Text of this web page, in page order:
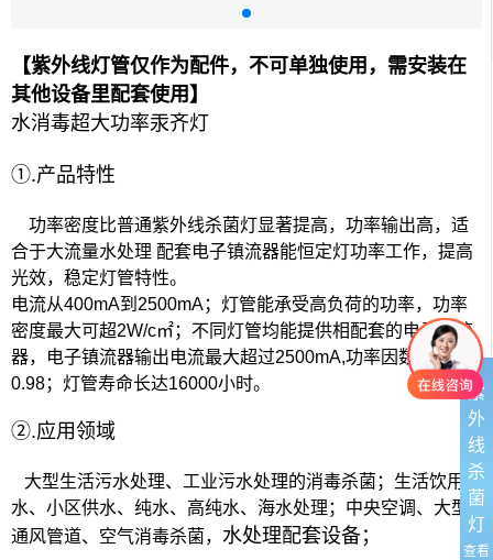
紫
外
线
杀
菌
灯
查看
【紫外线灯管仅作为配件，不可单独使用，需安装在
其他设备里配套使用】
水消毒超大功率汞齐灯
①.产品特性
功率密度比普通紫外线杀菌灯显著提高，功率输出高，适
合于大流量水处理 配套电子镇流器能恒定灯功率工作，提高
光效，稳定灯管特性。
电流从400mA到 2500mA；灯管能承受高负荷的功率，功率
密度最大可超2W/c㎡；不同灯管均能提供相配套的电子镇流
器，电子镇流器输出电流最大超过2500mA,功率因数大于
0.98；灯管寿命长达16000小时。
②.应用领域
大型生活污水处理、工业污水处理的消毒杀菌；生活饮用
水、小区供水、纯水、高纯水、海水处理；中央空调、大型
通风管道、空气消毒杀菌， 水处理配套设备；